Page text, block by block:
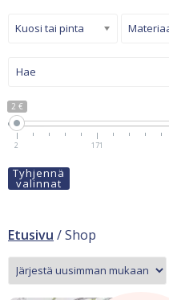
2 €
2 171
Kuosi tai pinta
Tyhjennä
valinnat
Etusivu / Shop